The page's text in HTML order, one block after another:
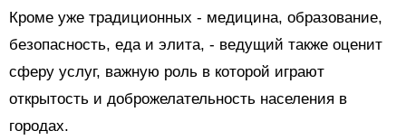
Кроме уже традиционных - медицина, образование,
безопасность, еда и элита, - ведущий также оценит
сферу услуг, важную роль в которой играют
открытость и доброжелательность населения в
городах.